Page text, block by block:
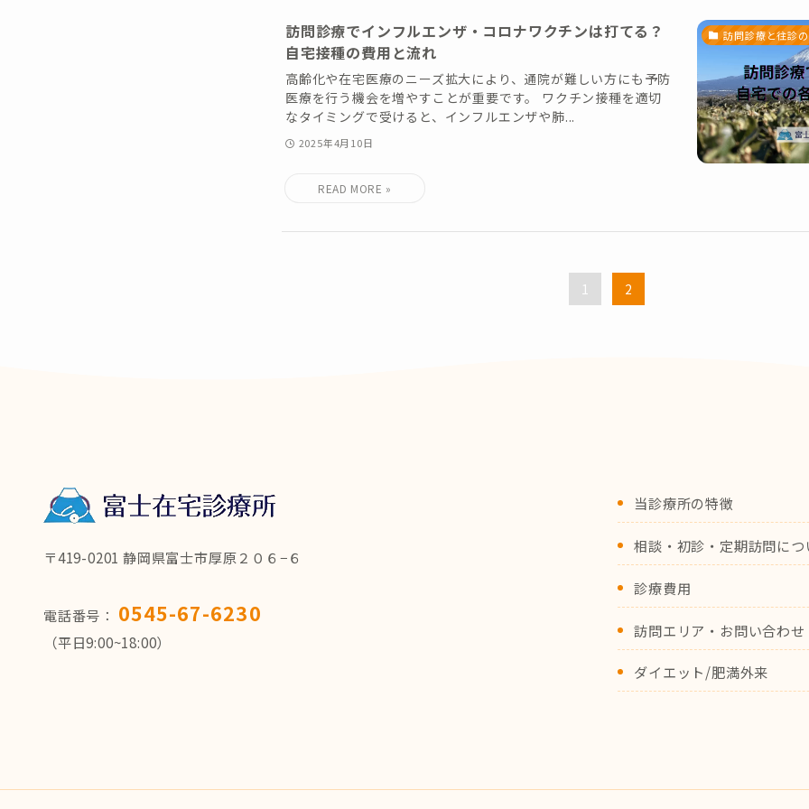
訪問診療と往診
訪問診療でインフルエンザ・コロナワクチンは打てる？
自宅接種の費用と流れ
高齢化や在宅医療のニーズ拡大により、通院が難しい方にも予防
医療を行う機会を増やすことが重要です。 ワクチン接種を適切
なタイミングで受けると、インフルエンザや肺...
2025年4月10日
1 2
〒419-0201 静岡県富士市厚原２０６−６
電話番号： 0545-67-6230
（平日9:00~18:00）
当診療所の特徴
相談・初診・定期訪問に
診療費用
訪問エリア・お問い合わせ
ダイエット/肥満外来